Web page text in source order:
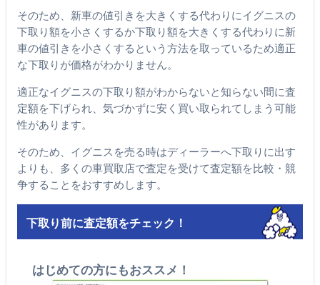
そのため、新車の値引きを大きくする代わりにイグニスの
下取り額を小さくするか下取り額を大きくする代わりに新
車の値引きを小さくするという方法を取っているため適正
な下取りが価格がわかりません。
適正なイグニスの下取り額がわからないと知らない間に査
定額を下げられ、気づかずに安く買い取られてしまう可能
性があります。
そのため、イグニスを売る時はディーラーへ下取りに出す
よりも、多くの車買取店で査定を受けて査定額を比較・競
争することをおすすめします。
下取り前に査定額をチェック！
はじめての方にもおススメ！